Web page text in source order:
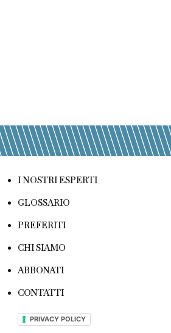
I NOSTRI ESPERTI
GLOSSARIO
PREFERITI
CHI SIAMO
ABBONATI
CONTATTI
PRIVACY POLICY